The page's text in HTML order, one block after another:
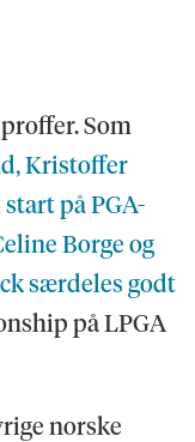
Som
Kristoffer
på PGA-
Borge og
særdeles godt
på LPGA
norske